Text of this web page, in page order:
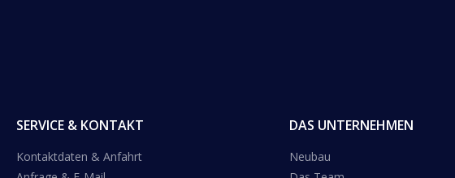
SERVICE & KONTAKT
Kontaktdaten & Anfahrt
DAS UNTERNEHMEN
Neubau